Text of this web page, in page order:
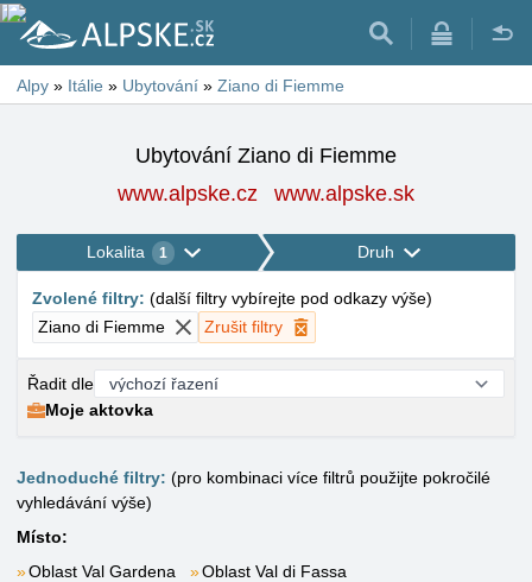
Alpy » Itálie » Ubytování » Ziano di Fiemme
Ubytování Ziano di Fiemme
www.alpske.cz
www.alpske.sk
Lokalita 1 Druh
Zvolené filtry: (další filtry vybírejte pod odkazy výše)
Ziano di Fiemme
Zrušit filtry
Řadit dle
Moje aktovka
Jednoduché filtry: (pro kombinaci více filtrů použijte pokročilé
vyhledávání výše)
Místo:
Oblast Val Gardena
Oblast Val di Fassa